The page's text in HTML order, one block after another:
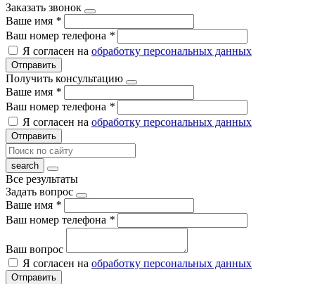
Заказать звонок
Ваше имя *
Ваш номер телефона *
Я согласен на обработку персональных данных
Отправить
Получить консультацию
Ваше имя *
Ваш номер телефона *
Я согласен на обработку персональных данных
Отправить
Все результаты
Задать вопрос
Ваше имя *
Ваш номер телефона *
Ваш вопрос
Я согласен на обработку персональных данных
Отправить